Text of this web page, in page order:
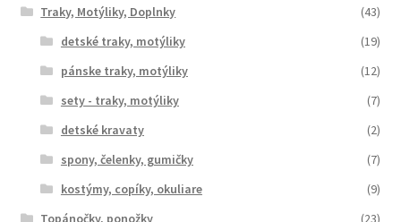
Traky, Motýliky, Doplnky
(43)
detské traky, motýliky
(19)
pánske traky, motýliky
(12)
sety - traky, motýliky
(7)
detské kravaty
(2)
spony, čelenky, gumičky
(7)
kostýmy, copíky, okuliare
(9)
Topánočky, ponožky
(23)